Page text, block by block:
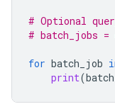
# Optional
# batch_jobs
for batch_job
print(